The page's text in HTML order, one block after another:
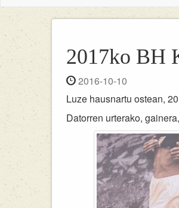
2017ko BH
2016-10-10
Luze hausnartu ostean,
Datorren urterako,